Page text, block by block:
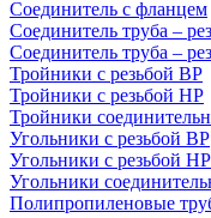
Соединитель с фланцем
Соединитель труба –
Соединитель труба –
Тройники с резьбой ВР
Тройники с резьбой НР
Тройники
Угольники с резьбой ВР
Угольники с резьбой НР
Угольники
Полипропиленовые